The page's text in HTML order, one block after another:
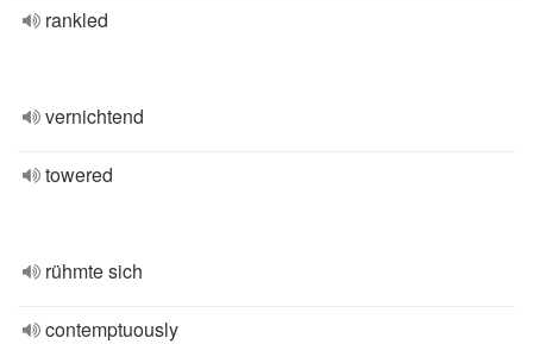
rankled
vernichtend
towered
rühmte sich
contemptuously